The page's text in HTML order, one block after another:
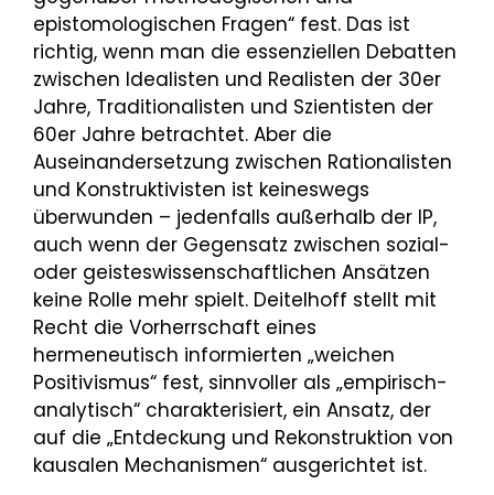
epistomologischen Fragen“ fest. Das ist
richtig, wenn man die essenziellen Debatten
zwischen Idealisten und Realisten der 30er
Jahre, Traditionalisten und Szientisten der
60er Jahre betrachtet. Aber die
Auseinandersetzung zwischen Rationalisten
und Konstruktivisten ist keineswegs
überwunden – jedenfalls außerhalb der IP,
auch wenn der Gegensatz zwischen sozial-
oder geisteswissenschaftlichen Ansätzen
keine Rolle mehr spielt. Deitelhoff stellt mit
Recht die Vorherrschaft eines
hermeneutisch informierten „weichen
Positivismus“ fest, sinnvoller als „empirisch-
analytisch“ charakterisiert, ein Ansatz, der
auf die „Entdeckung und Rekonstruktion von
kausalen Mechanismen“ ausgerichtet ist.